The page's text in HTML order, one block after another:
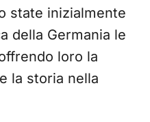
state inizialmente
della Germania le
loro la
la storia nella